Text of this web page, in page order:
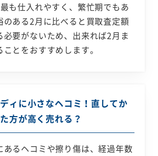
も仕入れやすく、繁忙期でもあ
のある2月に比べると買取査定額
必要がないため、出来れば2月ま
とをおすすめします。
ィに小さなヘコミ！直してか
方が高く売れる？
あるヘコミや擦り傷は、経過年数